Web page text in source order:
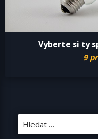
Vyberte si ty
9
Vyhledávání